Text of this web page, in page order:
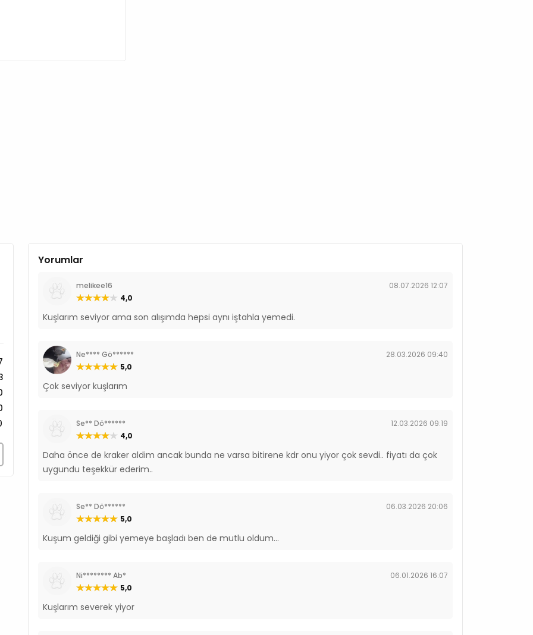
Yorumlar
melikee16
08.07.2026 12:07
4,0
Kuşlarım seviyor ama son alışımda hepsi aynı iştahla yemedi.
Ne**** Gö******
28.03.2026 09:40
5,0
Çok seviyor kuşlarım
Se** Dö******
12.03.2026 09:19
4,0
Daha önce de kraker aldim ancak bunda ne varsa bitirene kdr onu yiyor çok sevdi.. fiyatı da çok
uygundu teşekkür ederim..
Se** Dö******
06.03.2026 20:06
5,0
Kuşum geldiği gibi yemeye başladı ben de mutlu oldum...
Ni******** Ab*
06.01.2026 16:07
5,0
Kuşlarım severek yiyor